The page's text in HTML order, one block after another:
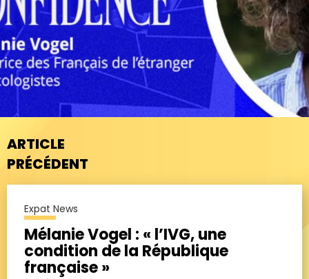
ARTICLE
PRÉCÉDENT
Expat News
Mélanie Vogel : « l’IVG, une
condition de la République
française »